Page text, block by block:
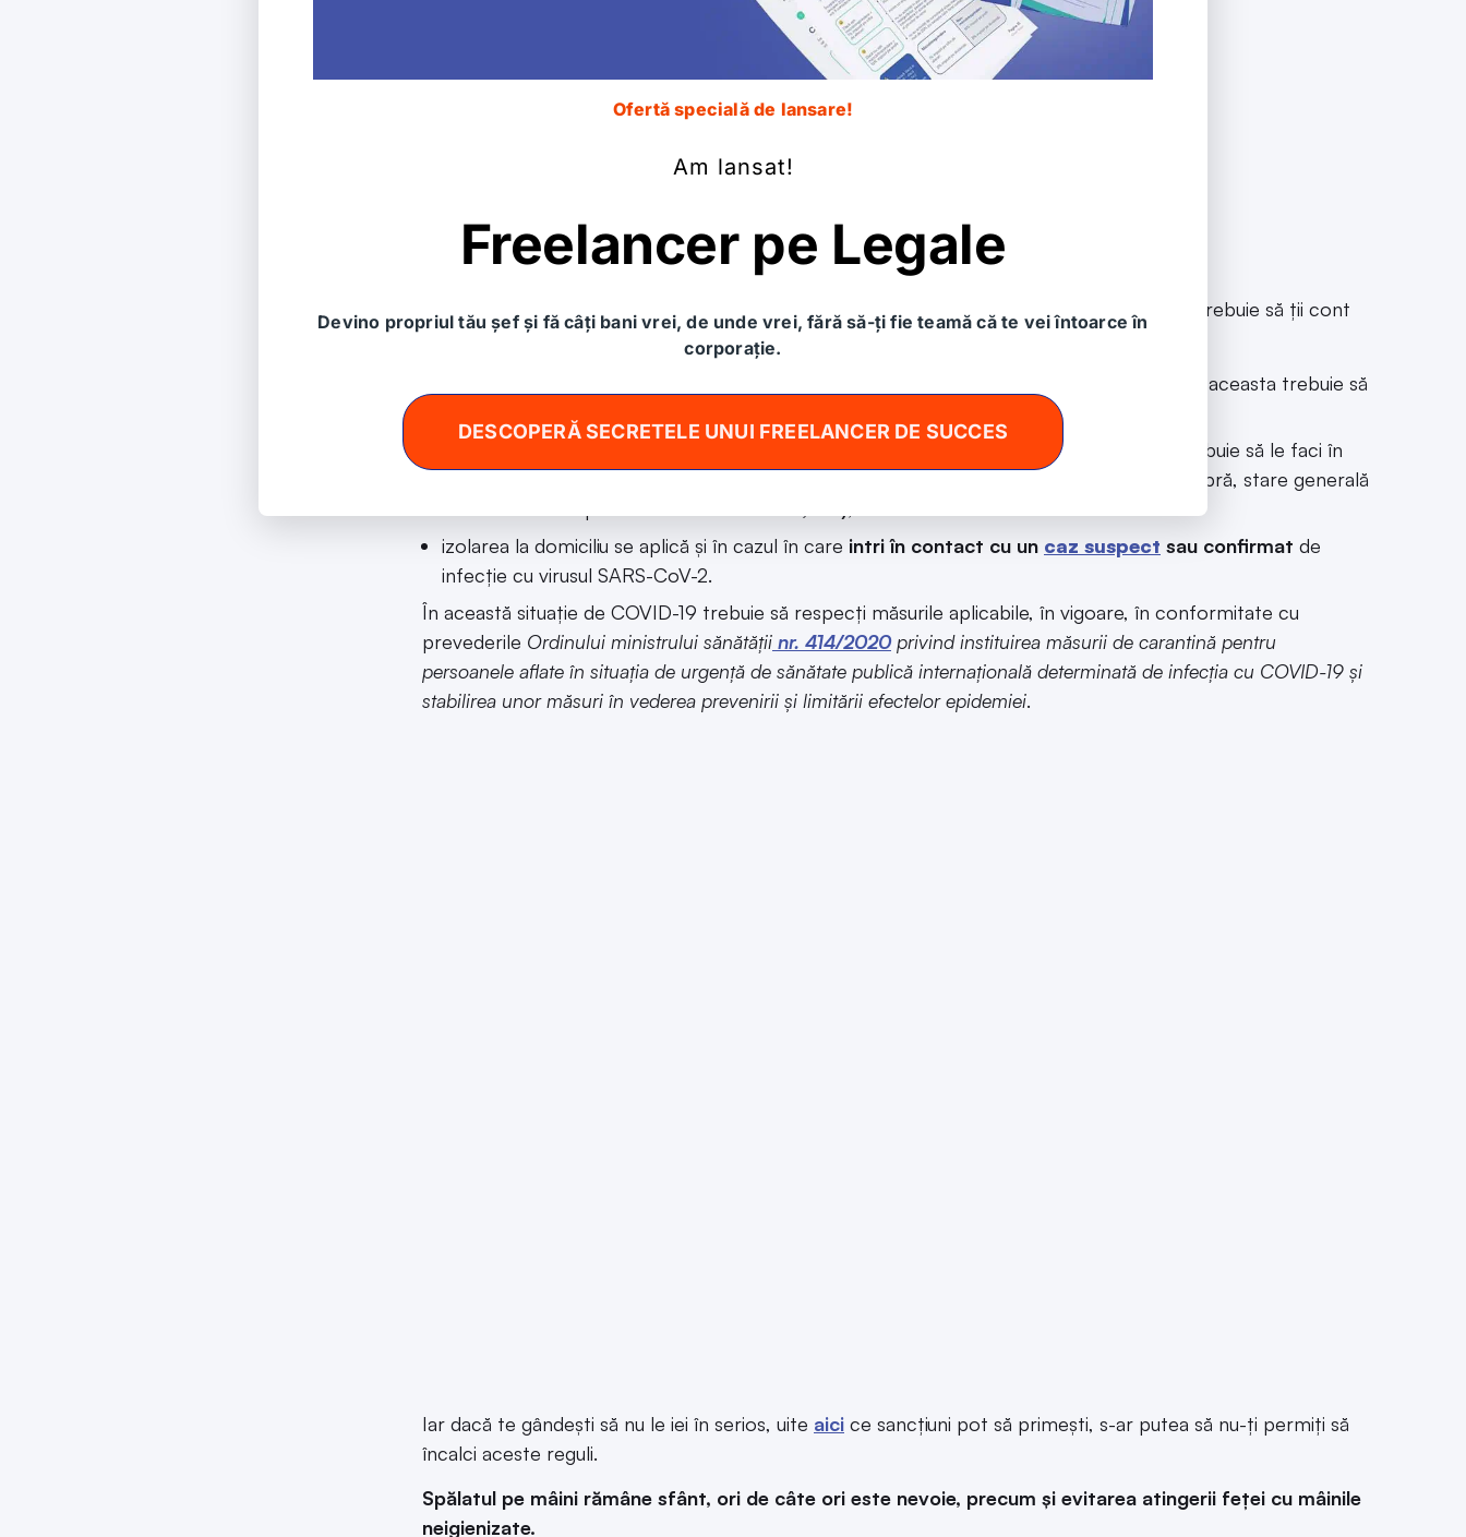
Pentru angajați
Dacă eşti unul dintre “norocoşii” care trebuie să se întoarcă la birou în perioada aceasta, trebuie să ţii cont
de câteva reguli general valabile:
, iar pentru o protecție eficace aceasta trebuie să
sunt primele lucruri pe care trebuie să le faci în
cazul în care prezinţi simptomatologie de infecție respiratorie (tuse, strănut, rinoree, febră, stare generală
izolarea la domiciliu se aplică şi în cazul în care intri în contact cu un caz suspect sau confirmat de
infecție cu virusul SARS-CoV-2.
În această situaţie de COVID-19 trebuie să respecţi măsurile aplicabile, în vigoare, în conformitate cu
prevederile Ordinului ministrului sănătății nr. 414/2020privind instituirea măsurii de carantină pentru
persoanele aflate în situația de urgență de sănătate publică internațională determinată de infecția cu COVID-19 și
stabilirea unor măsuri în vederea prevenirii și limitării efectelor epidemiei.
Iar dacă te gândeşti să nu le iei în serios, uite aici ce sancţiuni pot să primeşti, s-ar putea să nu-ţi permiţi să
încalci aceste reguli.
Spălatul pe mâini rămâne sfânt, ori de câte ori este nevoie, precum şi evitarea atingerii feței cu mâinile
neigienizate.
Ofertă specială de lansare!
Am lansat!
Freelancer pe Legale
Devino propriul tău șef și fă câți bani vrei, de unde vrei, fără să-ți fie teamă că te vei întoarce în
corporație.
DESCOPERĂ SECRETELE UNUI FREELANCER DE SUCCES